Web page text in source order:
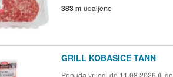
383 m udaljeno
GRILL KOBASICE TANN
Ponuda vrijedi do 11.08.2026 ili